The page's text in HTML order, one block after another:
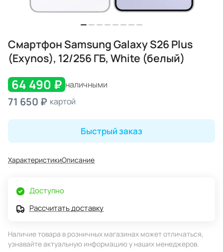
Смартфон Samsung Galaxy S26 Plus
(Exynos), 12/256 ГБ, White (белый)
64 490 ₽ наличными
71 650 ₽ картой
Быстрый заказ
ХарактеристикиОписание
Доступно
Рассчитать доставку
Наличие товара в розничных магазинах может отличаться,
узнавайте актуальную информацию у наших менеджеров.